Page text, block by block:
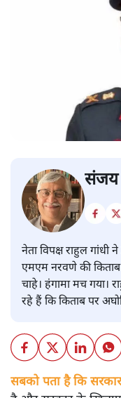
संजय
नेता विपक्ष राहुल
एमएम नरवणे की
चाहे। हंगामा मच गया।
रहे हैं कि किताब पर
सबको पता है कि सरकार